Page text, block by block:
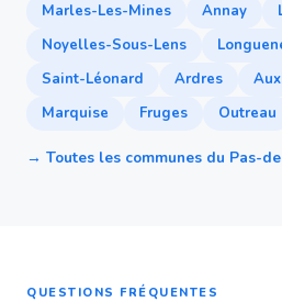
Marles-Les-Mines
Annay
Noyelles-Sous-Lens
Saint-Léonard
Ardres
Marquise
Fruges Outreau
→ Toutes les communes du Pas-
QUESTIONS FRÉQUENTES